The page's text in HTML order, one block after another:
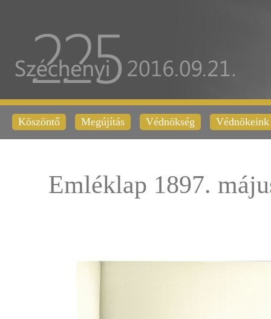
Köszöntő Megújítás Védnökség Védnökeink
Emléklap 1897.